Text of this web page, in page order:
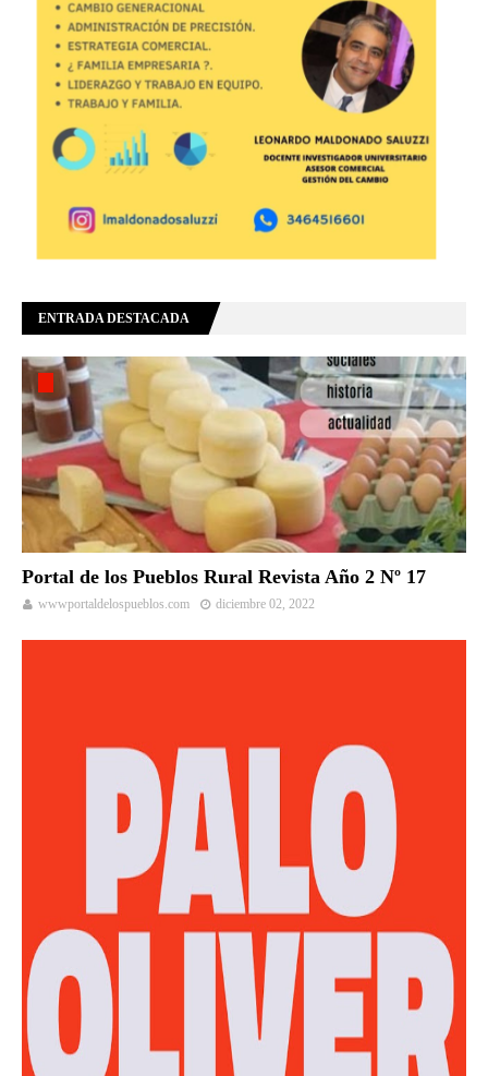
ENTRADA DESTACADA
Portal de los Pueblos Rural Revista Año 2 Nº 17
wwwportaldelospueblos.com diciembre 02, 2022